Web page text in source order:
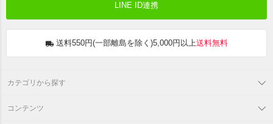
LINE ID連携
送料550円(一部離島を除く)5,000円以上送料無料
カテゴリから探す
コンテンツ